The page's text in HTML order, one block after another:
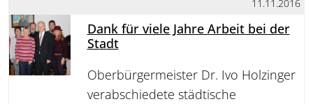
11.11.2016
Dank für viele Jahre Arbeit bei der
Stadt
Oberbürgermeister Dr. Ivo Holzinger
verabschiedete städtische